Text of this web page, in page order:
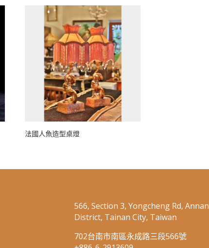
法國人魚造型桌燈
566, Section 3, Yongcheng Rd, Annan
District, Tainan City, Taiwan
702台南市南區永成路三段566號